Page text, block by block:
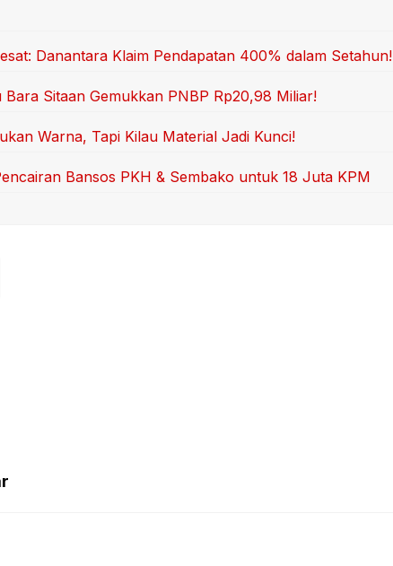
Danantara Klaim Pendapatan 400% dalam Setahun!
Bara Sitaan Gemukkan PNBP Rp20,98 Miliar!
Warna, Tapi Kilau Material Jadi Kunci!
Bansos PKH & Sembako untuk 18 Juta KPM